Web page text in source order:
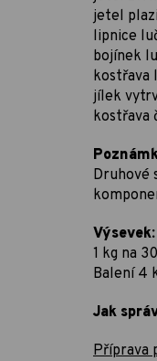
jetel
lipnice
bojínek
kostřava
jílek
kostřava
Druhové
Výsevek:
1 kg na
Balení 4
Jak
Příprava